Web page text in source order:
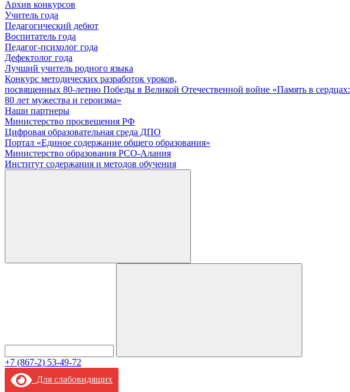
Архив конкурсов
Учитель года
Педагогический дебют
Воспитатель года
Педагог-психолог года
Дефектолог года
Лучший учитель родного языка
Конкурс методических разработок уроков,
посвященных 80-летию Победы в Великой Отечественной войне «Память в сердцах:
80 лет мужества и героизма»
Наши партнеры
Министерство просвещения РФ
Цифровая образовательная среда ДПО
Портал «Единое содержание общего образования»
Министерство образования РСО-Алания
Институт содержания и методов обучения
+7 (867-2) 53-49-72
Для слабовидящих